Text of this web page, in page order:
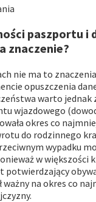
paszportu i
znaczenie?
nie ma to
opuszczenia
warto jednak
wjazdowego
okres co
do rodzinnego
wypadku
w większości
potwierdzający
na okres co